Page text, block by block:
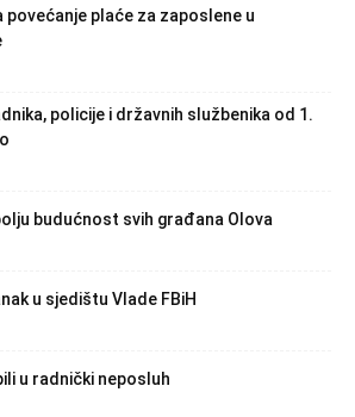
povećanje plaće za zaposlene u
policije i državnih službenika od 1.
budućnost svih građana Olova
u sjedištu Vlade FBiH
u radnički neposluh